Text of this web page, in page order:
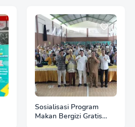
Sosialisasi Program
Makan Bergizi Gratis